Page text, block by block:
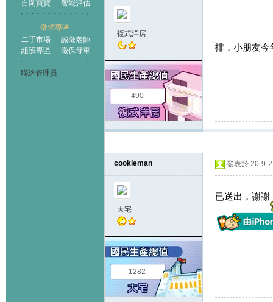
自閉寶寶
智能評估
徵求專區
二手市場
誠徵老師
組班專區
徵保母車
聯絡管理員
複式洋房
490
排，小朋友今
cookieman
大宅
1282
發表於 20-9-
已送出，謝謝